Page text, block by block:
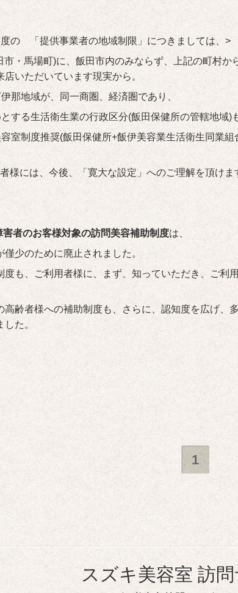
の 「提供事業者の地域制限」につきましては、>
・馬場町)に、飯田市内のみならず、上記の町村か
いただいています現実から。
那地域が、同一商圏、経済圏であり、
する生活衛生業の行政区分(飯田保健所の管轄地域)
室制度推奨(飯田保健所+飯伊美容業生活衛生同業
様には、今後、「寛大な設定」へのご理解を頂け
害者のお客様対象の訪問美容補助制度は、
少のために廃止されました。
度も、ご利用者様に、まず、知っていただき、ご利
高齢者様への補助制度も、さらに、認知度を広げ、
た。
1
スズキ美容室 訪